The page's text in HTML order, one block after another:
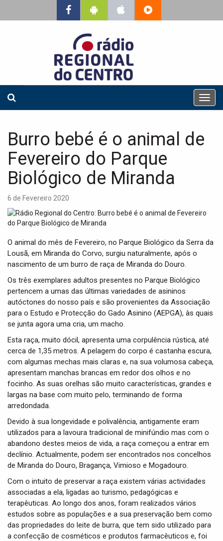
T
o
a
o
Burro bebé é o animal de
Fevereiro do Parque
Biológico de Miranda
6 de Fevereiro 2020
O animal do mês de Fevereiro, no Parque Biológico da Serra da
Lousã, em Miranda do Corvo, surgiu naturalmente, após o
nascimento de um burro de raça de Miranda do Douro.
Os três exemplares adultos presentes no Parque Biológico
pertencem a umas das últimas variedades de asininos
autóctones do nosso país e são provenientes da Associação
para o Estudo e Protecção do Gado Asinino (AEPGA), às quais
se junta agora uma cria, um macho.
Esta raça, muito dócil, apresenta uma corpulência rústica, até
cerca de 1,35 metros. A pelagem do corpo é castanha escura,
com algumas mechas mais claras e, na sua volumosa cabeça,
apresentam manchas brancas em redor dos olhos e no
focinho. As suas orelhas são muito características, grandes e
largas na base com muito pelo, terminando de forma
arredondada.
Devido à sua longevidade e polivalência, antigamente eram
utilizados para a lavoura tradicional de minifúndio mas com o
abandono destes meios de vida, a raça começou a entrar em
declínio. Actualmente, podem ser encontrados nos concelhos
de Miranda do Douro, Bragança, Vimioso e Mogadouro.
Com o intuito de preservar a raça existem várias actividades
associadas a ela, ligadas ao turismo, pedagógicas e
terapêuticas. Ao longo dos anos, foram realizados vários
estudos sobre as populações e a sua preservação bem como
das propriedades do leite de burra, que tem sido utilizado para
a confecção de cosméticos e produtos farmacêuticos e, foi